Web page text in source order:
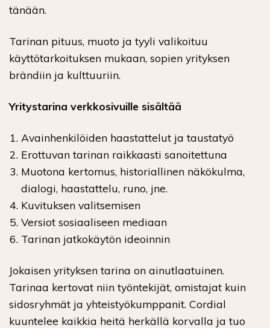
tänään.
Tarinan pituus, muoto ja tyyli valikoituu
käyttötarkoituksen mukaan, sopien yrityksen
brändiin ja kulttuuriin.
Yritystarina verkkosivuille sisältää
Avainhenkilöiden haastattelut ja taustatyö
Erottuvan tarinan raikkaasti sanoitettuna
Muotona kertomus, historiallinen näkökulma,
dialogi, haastattelu, runo, jne.
Kuvituksen valitsemisen
Versiot sosiaaliseen mediaan
Tarinan jatkokäytön ideoinnin
Jokaisen yrityksen tarina on ainutlaatuinen.
Tarinaa kertovat niin työntekijät, omistajat kuin
sidosryhmät ja yhteistyökumppanit. Cordial
kuuntelee kaikkia heitä herkällä korvalla ja tuo